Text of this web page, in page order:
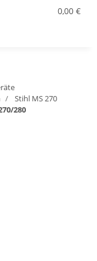
0,00 €
Stihl MS 270
280